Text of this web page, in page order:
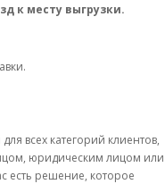
к месту выгрузки.
всех категорий клиентов,
юридическим лицом или
есть решение, которое